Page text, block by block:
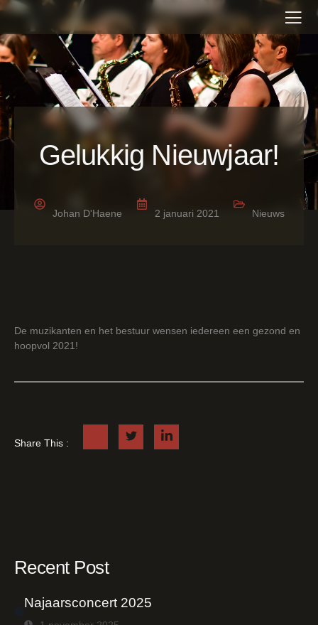
Gelukkig Nieuwjaar!
Johan D'Haene 2 januari 2021 Nieuws
Recent Post
Najaarsconcert 2025
De muzikanten en het bestuur wensen iedereen een gezond en
hoopvol 2021!
Share This :